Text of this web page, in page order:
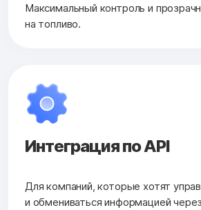
Максимальный контроль и
на топливо.
Интеграция по API
Для компаний, которые хотят
и обмениваться информацией